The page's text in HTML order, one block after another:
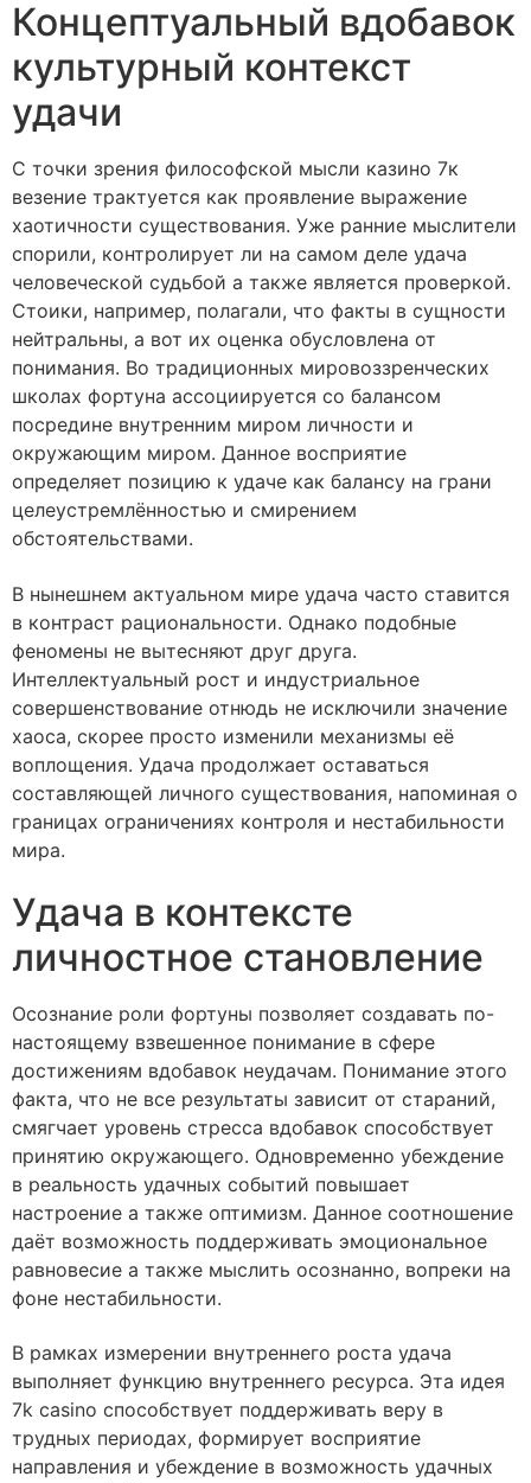
Концептуальный вдобавок
культурный контекст
удачи
С точки зрения философской мысли казино 7к
везение трактуется как проявление выражение
хаотичности существования. Уже ранние мыслители
спорили, контролирует ли на самом деле удача
человеческой судьбой а также является проверкой.
Стоики, например, полагали, что факты в сущности
нейтральны, а вот их оценка обусловлена от
понимания. Во традиционных мировоззренческих
школах фортуна ассоциируется со балансом
посредине внутренним миром личности и
окружающим миром. Данное восприятие
определяет позицию к удаче как балансу на грани
целеустремлённостью и смирением
обстоятельствами.
В нынешнем актуальном мире удача часто ставится
в контраст рациональности. Однако подобные
феномены не вытесняют друг друга.
Интеллектуальный рост и индустриальное
совершенствование отнюдь не исключили значение
хаоса, скорее просто изменили механизмы её
воплощения. Удача продолжает оставаться
составляющей личного существования, напоминая о
границах ограничениях контроля и нестабильности
мира.
Удача в контексте
личностное становление
Осознание роли фортуны позволяет создавать по-
настоящему взвешенное понимание в сфере
достижениям вдобавок неудачам. Понимание этого
факта, что не все результаты зависит от стараний,
смягчает уровень стресса вдобавок способствует
принятию окружающего. Одновременно убеждение
в реальность удачных событий повышает
настроение а также оптимизм. Данное соотношение
даёт возможность поддерживать эмоциональное
равновесие а также мыслить осознанно, вопреки на
фоне нестабильности.
В рамках измерении внутреннего роста удача
выполняет функцию внутреннего ресурса. Эта идея
7k casino способствует поддерживать веру в
трудных периодах, формирует восприятие
направления и убеждение в возможность удачных